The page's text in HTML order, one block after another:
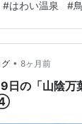
えば、やはり東
の橋を渡って
非日常感が高
、この露天風呂
、朝と夜で異な
ん🌅🌙…
#はわい温泉 #
• 8ヶ月前
の「山陰万
④